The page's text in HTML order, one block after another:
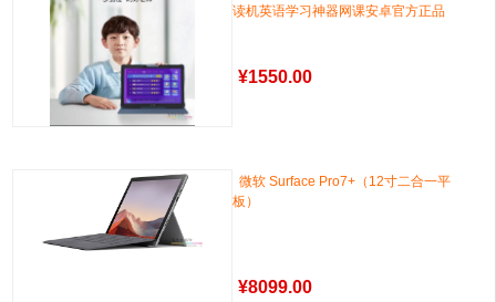
读机英语学习神器网课安卓官方正品
¥1550.00
微软 Surface Pro7+（12寸二合一平
板）
¥8099.00